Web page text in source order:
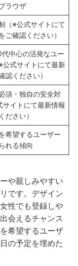
ラウザ
（※公式サイトにて
ご確認ください）
中心の活発なユー
公式サイトにて最新
認ください）
須・独自の安全対
サイトにて最新情報
ださい）
希望するユーザー
れる傾向
や親しみやすい
です。デザイン
性でも登録しや
会えるチャンス
希望するユーザ
の予定を埋めた